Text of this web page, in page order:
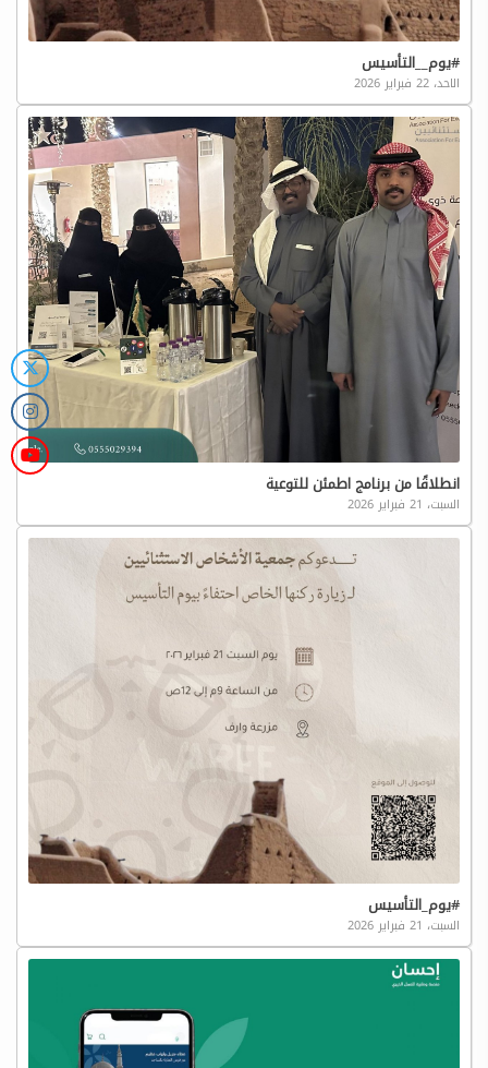
#يوم__التأسيس
الاحد، 22 فبراير 2026
انطلاقًا من برنامج اطمئن للتوعية
السبت، 21 فبراير 2026
#يوم_التأسيس
السبت، 21 فبراير 2026